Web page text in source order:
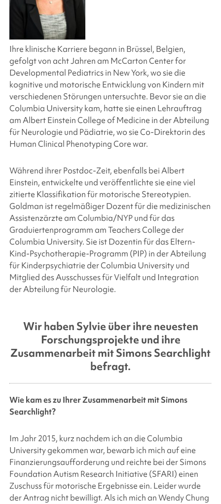
Ihre klinische Karriere begann in Brüssel, Belgien,
gefolgt von acht Jahren am McCarton Center for
Developmental Pediatrics in New York, wo sie die
kognitive und motorische Entwicklung von Kindern mit
verschiedenen Störungen untersuchte. Bevor sie an die
Columbia University kam, hatte sie einen Lehrauftrag
am Albert Einstein College of Medicine in der Abteilung
für Neurologie und Pädiatrie, wo sie Co-Direktorin des
Human Clinical Phenotyping Core war.
Während ihrer Postdoc-Zeit, ebenfalls bei Albert
Einstein, entwickelte und veröffentlichte sie eine viel
zitierte Klassifikation für motorische Stereotypien.
Goldman ist regelmäßiger Dozent für die medizinischen
Assistenzärzte am Columbia/NYP und für das
Graduiertenprogramm am Teachers College der
Columbia University. Sie ist Dozentin für das Eltern-
Kind-Psychotherapie-Programm (PIP) in der Abteilung
für Kinderpsychiatrie der Columbia University und
Mitglied des Ausschusses für Vielfalt und Integration
der Abteilung für Neurologie.
Wir haben Sylvie über ihre neuesten
Forschungsprojekte und ihre
Zusammenarbeit mitSimons Searchlight
befragt.
Wie kam es zu Ihrer Zusammenarbeit mitSimons
Searchlight?
Im Jahr 2015, kurz nachdem ich an die Columbia
University gekommen war, bewarb ich mich auf eine
Finanzierungsaufforderung und reichte bei derSimons
FoundationAutism Research Initiative (SFARI) einen
Zuschuss für motorische Ergebnisse ein. Leider wurde
der Antrag nicht bewilligt. Als ich mich an Wendy Chung